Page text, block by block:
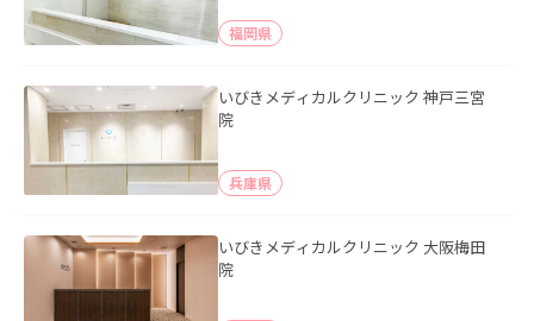
福岡県
いびきメディカルクリニック 神戸三宮
院
兵庫県
いびきメディカルクリニック 大阪梅田
院